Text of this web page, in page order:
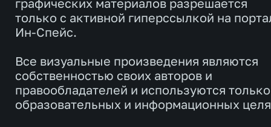
графических материалов разрешается
только с активной гиперссылкой на
Ин-Спейс.
Все визуальные произведения являются
собственностью своих авторов и
правообладателей и используются
образовательных и информационных